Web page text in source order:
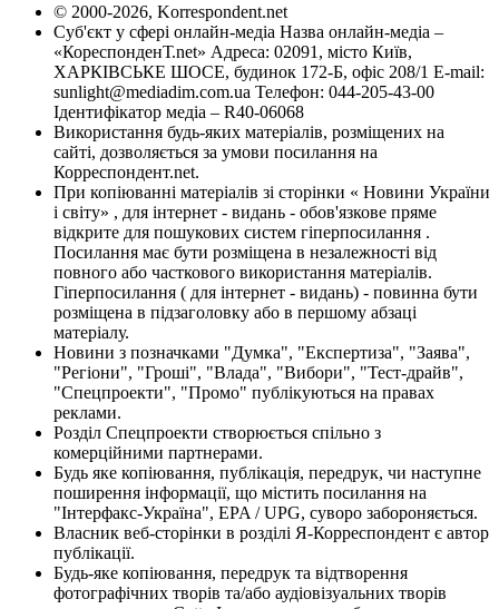
© 2000-2026, Korrespondent.net
Суб'єкт у сфері онлайн-медіа Назва онлайн-медіа –
«КореспонденТ.net» Адреса: 02091, місто Київ,
ХАРКІВСЬКЕ ШОСЕ, будинок 172-Б, офіс 208/1 E-mail:
sunlight@mediadim.com.ua Телефон: 044-205-43-00
Ідентифікатор медіа – R40-06068
Використання будь-яких матеріалів, розміщених на
сайті, дозволяється за умови посилання на
Корреспондент.net.
При копіюванні матеріалів зі сторінки « Новини України
і світу» , для інтернет - видань - обов'язкове пряме
відкрите для пошукових систем гіперпосилання .
Посилання має бути розміщена в незалежності від
повного або часткового використання матеріалів.
Гіперпосилання ( для інтернет - видань) - повинна бути
розміщена в підзаголовку або в першому абзаці
матеріалу.
Новини з позначками "Думка", "Експертиза", "Заява",
"Регіони", "Гроші", "Влада", "Вибори", "Тест-драйв",
"Спецпроекти", "Промо" публікуються на правах
реклами.
Розділ Спецпроекти створюється спільно з
комерційними партнерами.
Будь яке копіювання, публікація, передрук, чи наступне
поширення інформації, що містить посилання на
"Інтерфакс-Україна", EPA / UPG, суворо забороняється.
Власник веб-сторінки в розділі Я-Корреспондент є автор
публікації.
Будь-яке копіювання, передрук та відтворення
фотографічних творів та/або аудіовізуальних творів